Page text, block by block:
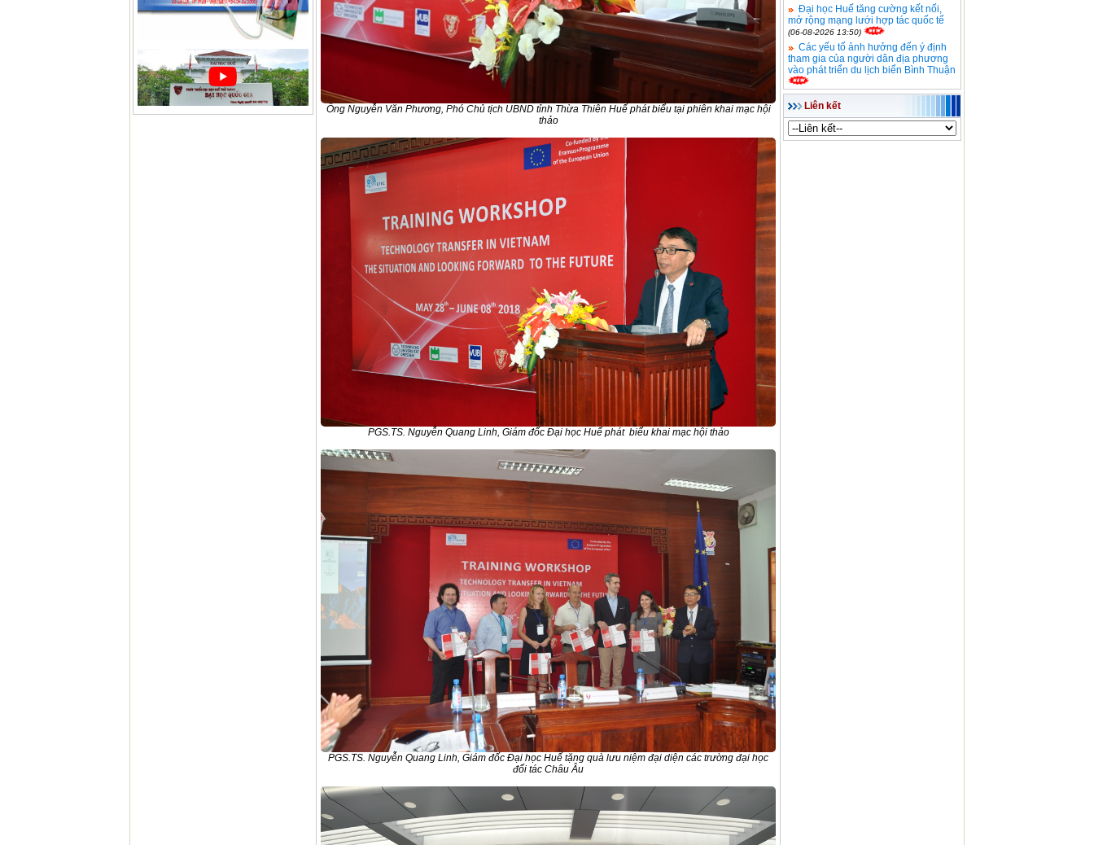
Ông Nguyễn Văn Phương, Phó Chủ tịch UBND tỉnh Thừa Thiên Huế phát biểu tại phiên khai mạc hội
thảo
PGS.TS. Nguyễn Quang Linh, Giám đốc Đại học Huế phát biểu khai mạc hội thảo
PGS.TS. Nguyễn Quang Linh, Giám đốc Đại học Huế tặng quà lưu niệm đại diện các trường đại học
đối tác Châu Âu
Đại học Huế tăng cường kết nối,
mở rộng mạng lưới hợp tác quốc tế
(06-08-2026 13:50)
Các yếu tố ảnh hưởng đến ý định
tham gia của người dân địa phương
vào phát triển du lịch biển Bình Thuận
Liên kết